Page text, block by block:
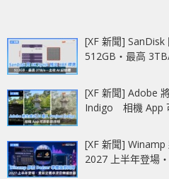
[XF 新聞]
512GB‧最高
[XF 新聞] Adobe
Indigo 相機 App
[XF 新聞]
2027 上半年登場